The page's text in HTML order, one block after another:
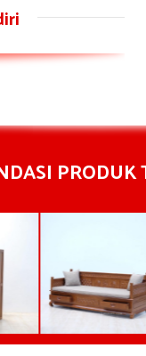
PRODUK